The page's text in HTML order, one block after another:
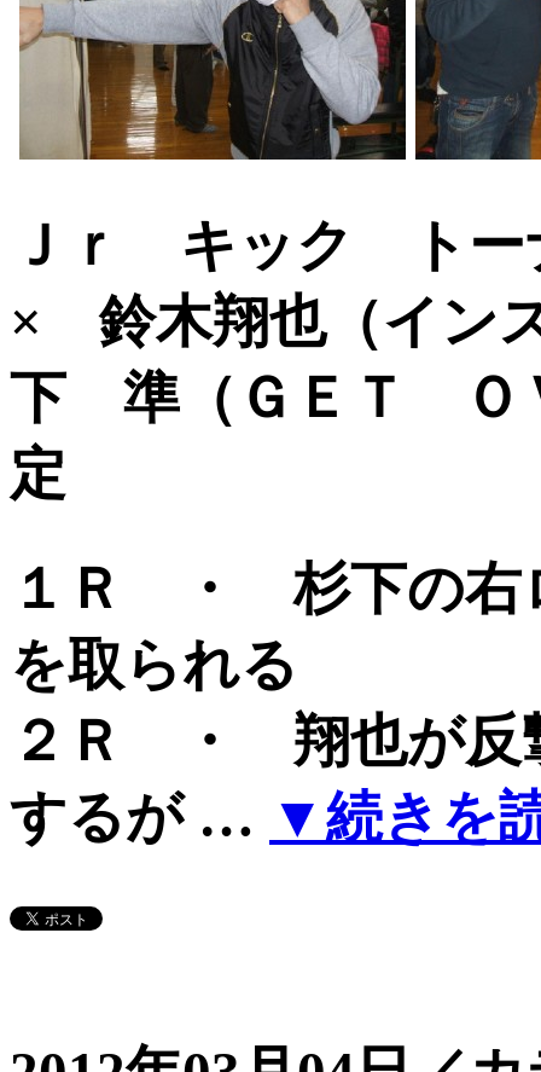
Ｊｒ キック トー
× 鈴木翔也（イン
下 準（ＧＥＴ
定
１Ｒ ・ 杉下の右
を取られる
２Ｒ ・ 翔也が反
するが … ▼続きを